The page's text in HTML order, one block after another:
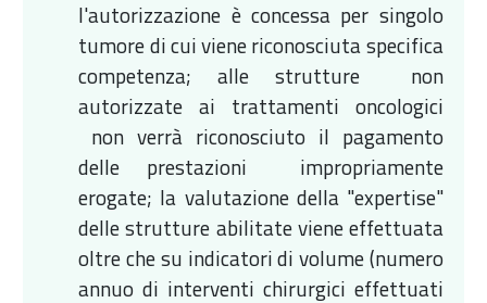
l'autorizzazione è concessa per singolo
tumore di cui viene riconosciuta specifica
competenza; alle strutture non
autorizzate ai trattamenti oncologici
non verrà riconosciuto il pagamento
delle prestazioni impropriamente
erogate; la valutazione della "expertise"
delle strutture abilitate viene effettuata
oltre che su indicatori di volume (numero
annuo di interventi chirurgici effettuati